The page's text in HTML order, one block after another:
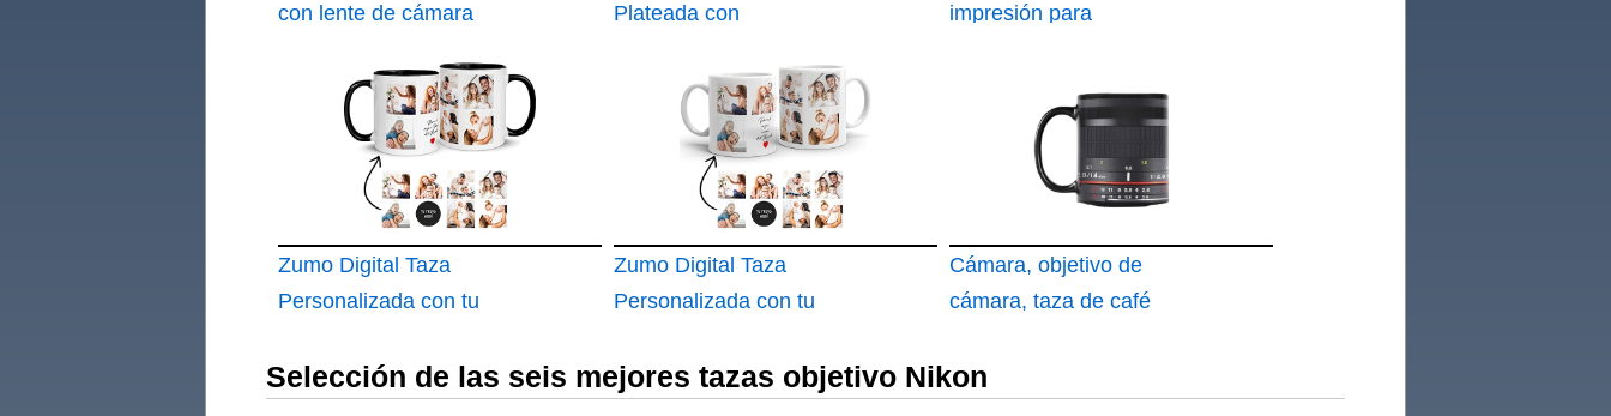
con lente de cámara
Plateada con
impresión para
Zumo Digital Taza
Personalizada con tu
Zumo Digital Taza
Personalizada con tu
Cámara, objetivo de
cámara, taza de café
Selección de las seis mejores tazas objetivo Nikon